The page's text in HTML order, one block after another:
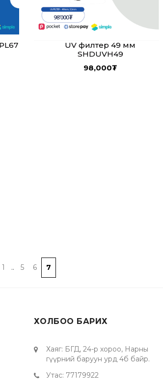
UV филтер 49 мм
SHDUVH49
98,000₮
1 .. 5 6 7
ХОЛБОО БАРИХ
Хаяг: БГД, 24-р хороо, Нарны
гүүрний баруун урд 4б байр.
Утас: 77179922